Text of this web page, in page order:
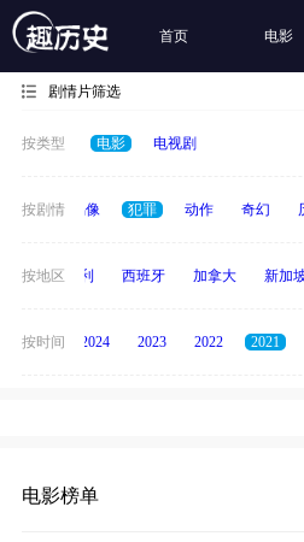
首页 电影
剧情片筛选
按类型 电影 电视剧
按剧情青春偶像 犯罪 动作 奇幻
按地区
度 意大利 西班牙 加拿大 新加
按时间
2025 2024 2023 2022 2021
电影榜单